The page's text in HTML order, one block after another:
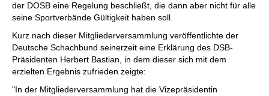
der DOSB eine Regelung beschließt, die dann aber nicht für alle
seine Sportverbände Gültigkeit haben soll.
Kurz nach dieser Mitgliederversammlung veröffentlichte der
Deutsche Schachbund seinerzeit eine Erklärung des DSB-
Präsidenten Herbert Bastian, in dem dieser sich mit dem
erzielten Ergebnis zufrieden zeigte:
"In der Mitgliederversammlung hat die Vizepräsidentin